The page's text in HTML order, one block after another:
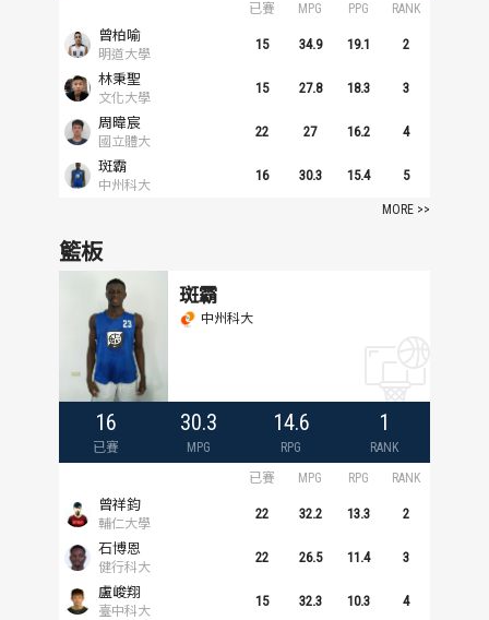
歷屆冠軍
歷屆個人獎得主
歷屆冠軍
歷屆個人獎得主
已賽
MPG PPG RANK
曾柏喻
明道大學
15 34.9 19.1 2
林秉聖
文化大學
15 27.8 18.3 3
周暐宸
國立體大
22 27 16.2 4
斑霸
中州科大
16 30.3 15.4 5
MORE >>
籃板
斑霸
中州科大
16
已賽
30.3
MPG
14.6
RPG
1
RANK
已賽
MPG RPG RANK
曾祥鈞
輔仁大學
22 32.2 13.3 2
石博恩
健行科大
22 26.5 11.4 3
盧峻翔
臺中科大
15 32.3 10.3 4